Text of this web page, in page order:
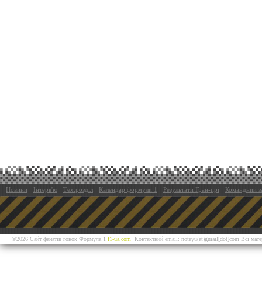
Новини Інтерв'ю Тех.розділ Календар формули 1 Результати Гран-прі Командний
©2026 Сайт фанатів гонок Формула 1 f1-ua.com Контактний email: noteyu(at)gmail[dot]com Всі